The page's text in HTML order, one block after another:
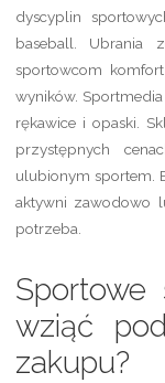
dyscyplin
baseball. Ubrania
sportowcom
wyników. Sportmedia
rękawice i opaski.
przystępnych
ulubionym sportem.
aktywni zawodowo
potrzeba.
wziąć
zakupu?